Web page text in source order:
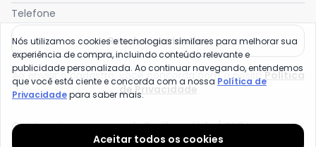
Telefone
Receber novidades
Ao enviar o cadastro, você concorda com a nossa Política
de Privacidade
Quintess é uma marca da Posthaus Ltda / CNPJ:
80.462.138/0001-41
Nós utilizamos cookies e tecnologias similares para melhorar sua
experiência de compra, incluindo conteúdo relevante e
publicidade personalizada. Ao continuar navegando, entendemos
que você está ciente e concorda com a nossa Política de
Privacidadepara saber mais.
Aceitar todos os cookies